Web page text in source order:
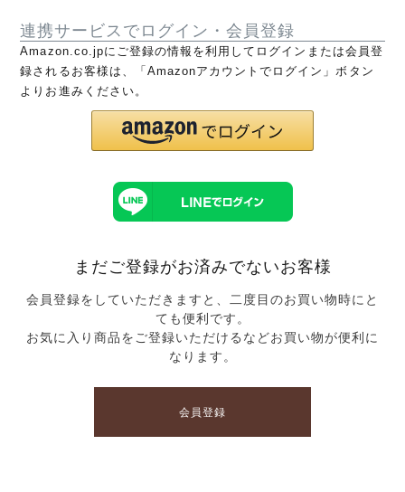
連携サービスでログイン・会員登録
Amazon.co.jpにご登録の情報を利用してログインまたは会員登
録されるお客様は、「Amazonアカウントでログイン」ボタン
よりお進みください。
まだご登録がお済みでないお客様
会員登録をしていただきますと、二度目のお買い物時にと
ても便利です。
お気に入り商品をご登録いただけるなどお買い物が便利に
なります。
会員登録